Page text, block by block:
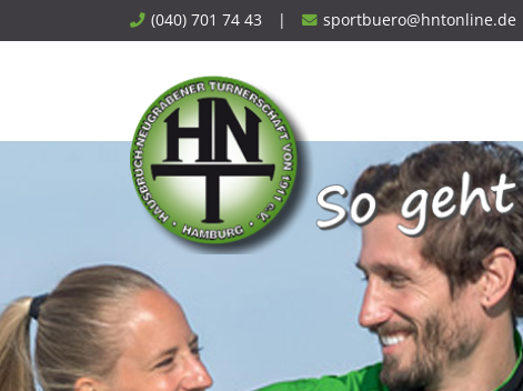
to
(040) 701 74 43 | sportbuero@hntonline.de